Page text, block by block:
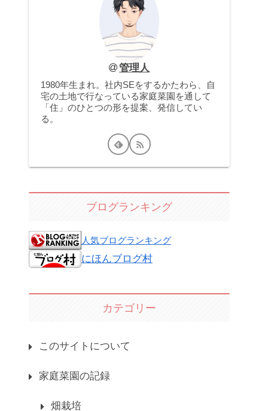
管理人
1980年生まれ。社内SEをするかたわら、自
宅の土地で行なっている家庭菜園を通して
「住」のひとつの形を提案、発信してい
る。
ブログランキング
人気ブログランキング
にほんブログ村
カテゴリー
このサイトについて
家庭菜園の記録
畑栽培